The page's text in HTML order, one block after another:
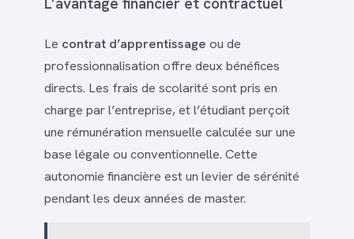
Le contrat d’apprentissage ou de
professionnalisation offre deux bénéfices
directs. Les frais de scolarité sont pris en
charge par l’entreprise, et l’étudiant perçoit
une rémunération mensuelle calculée sur une
base légale ou conventionnelle. Cette
autonomie financière est un levier de sérénité
pendant les deux années de master.